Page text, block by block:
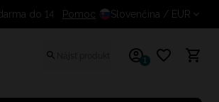
Odstúpenie od zmluvy zdarma do
Pomoc Slovenčina / EUR
1